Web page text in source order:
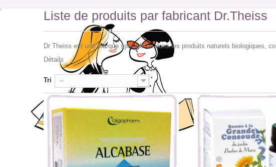
Liste de produits par fabricant Dr.Theiss
Dr Theiss est une marque spécialisée dans les produits naturels biologiques,
Détails
Tri --